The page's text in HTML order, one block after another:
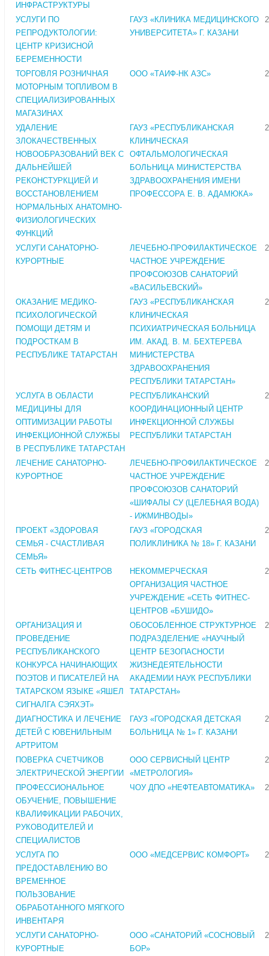
ИНФРАСТРУКТУРЫ
УСЛУГИ ПО
РЕПРОДУКТОЛОГИИ:
ЦЕНТР КРИЗИСНОЙ
БЕРЕМЕННОСТИ
ГАУЗ «КЛИНИКА МЕДИЦИНСКОГО
УНИВЕРСИТЕТА» Г. КАЗАНИ
ТОРГОВЛЯ РОЗНИЧНАЯ
МОТОРНЫМ ТОПЛИВОМ В
СПЕЦИАЛИЗИРОВАННЫХ
МАГАЗИНАХ
ООО «ТАИФ-НК АЗС»
УДАЛЕНИЕ
ЗЛОКАЧЕСТВЕННЫХ
НОВООБРАЗОВАНИЙ ВЕК С
ДАЛЬНЕЙШЕЙ
РЕКОНСТУРКЦИЕЙ И
ВОССТАНОВЛЕНИЕМ
НОРМАЛЬНЫХ АНАТОМНО-
ФИЗИОЛОГИЧЕСКИХ
ФУНКЦИЙ
ГАУЗ «РЕСПУБЛИКАНСКАЯ
КЛИНИЧЕСКАЯ
ОФТАЛЬМОЛОГИЧЕСКАЯ
БОЛЬНИЦА МИНИСТЕРСТВА
ЗДРАВООХРАНЕНИЯ ИМЕНИ
ПРОФЕССОРА Е. В. АДАМЮКА»
УСЛУГИ САНАТОРНО-
КУРОРТНЫЕ
ЛЕЧЕБНО-ПРОФИЛАКТИЧЕСКОЕ
ЧАСТНОЕ УЧРЕЖДЕНИЕ
ПРОФСОЮЗОВ САНАТОРИЙ
«ВАСИЛЬЕВСКИЙ»
ОКАЗАНИЕ МЕДИКО-
ПСИХОЛОГИЧЕСКОЙ
ПОМОЩИ ДЕТЯМ И
ПОДРОСТКАМ В
РЕСПУБЛИКЕ ТАТАРСТАН
ГАУЗ «РЕСПУБЛИКАНСКАЯ
КЛИНИЧЕСКАЯ
ПСИХИАТРИЧЕСКАЯ БОЛЬНИЦА
ИМ. АКАД. В. М. БЕХТЕРЕВА
МИНИСТЕРСТВА
ЗДРАВООХРАНЕНИЯ
РЕСПУБЛИКИ ТАТАРСТАН»
УСЛУГА В ОБЛАСТИ
МЕДИЦИНЫ ДЛЯ
ОПТИМИЗАЦИИ РАБОТЫ
ИНФЕКЦИОННОЙ СЛУЖБЫ
В РЕСПУБЛИКЕ ТАТАРСТАН
РЕСПУБЛИКАНСКИЙ
КООРДИНАЦИОННЫЙ ЦЕНТР
ИНФЕКЦИОННОЙ СЛУЖБЫ
РЕСПУБЛИКИ ТАТАРСТАН
ЛЕЧЕНИЕ САНАТОРНО-
КУРОРТНОЕ
ЛЕЧЕБНО-ПРОФИЛАКТИЧЕСКОЕ
ЧАСТНОЕ УЧРЕЖДЕНИЕ
ПРОФСОЮЗОВ САНАТОРИЙ
«ШИФАЛЫ СУ (ЦЕЛЕБНАЯ ВОДА)
- ИЖМИНВОДЫ»
ПРОЕКТ «ЗДОРОВАЯ
СЕМЬЯ - СЧАСТЛИВАЯ
СЕМЬЯ»
ГАУЗ «ГОРОДСКАЯ
ПОЛИКЛИНИКА № 18» Г. КАЗАНИ
СЕТЬ ФИТНЕС-ЦЕНТРОВ
НЕКОММЕРЧЕСКАЯ
ОРГАНИЗАЦИЯ ЧАСТНОЕ
УЧРЕЖДЕНИЕ «СЕТЬ ФИТНЕС-
ЦЕНТРОВ «БУШИДО»
ОРГАНИЗАЦИЯ И
ПРОВЕДЕНИЕ
РЕСПУБЛИКАНСКОГО
КОНКУРСА НАЧИНАЮЩИХ
ПОЭТОВ И ПИСАТЕЛЕЙ НА
ТАТАРСКОМ ЯЗЫКЕ «ЯШЕЛ
СИГНАЛГА СЭЯХЭТ»
ОБОСОБЛЕННОЕ СТРУКТУРНОЕ
ПОДРАЗДЕЛЕНИЕ «НАУЧНЫЙ
ЦЕНТР БЕЗОПАСНОСТИ
ЖИЗНЕДЕЯТЕЛЬНОСТИ
АКАДЕМИИ НАУК РЕСПУБЛИКИ
ТАТАРСТАН»
ДИАГНОСТИКА И ЛЕЧЕНИЕ
ДЕТЕЙ С ЮВЕНИЛЬНЫМ
АРТРИТОМ
ГАУЗ «ГОРОДСКАЯ ДЕТСКАЯ
БОЛЬНИЦА № 1» Г. КАЗАНИ
ПОВЕРКА СЧЕТЧИКОВ
ЭЛЕКТРИЧЕСКОЙ ЭНЕРГИИ
ООО СЕРВИСНЫЙ ЦЕНТР
«МЕТРОЛОГИЯ»
ПРОФЕССИОНАЛЬНОЕ
ОБУЧЕНИЕ, ПОВЫШЕНИЕ
КВАЛИФИКАЦИИ РАБОЧИХ,
РУКОВОДИТЕЛЕЙ И
СПЕЦИАЛИСТОВ
ЧОУ ДПО «НЕФТЕАВТОМАТИКА»
УСЛУГА ПО
ПРЕДОСТАВЛЕНИЮ ВО
ВРЕМЕННОЕ
ПОЛЬЗОВАНИЕ
ОБРАБОТАННОГО МЯГКОГО
ИНВЕНТАРЯ
ООО «МЕДСЕРВИС КОМФОРТ»
УСЛУГИ САНАТОРНО-
КУРОРТНЫЕ
ООО «САНАТОРИЙ «СОСНОВЫЙ
БОР»